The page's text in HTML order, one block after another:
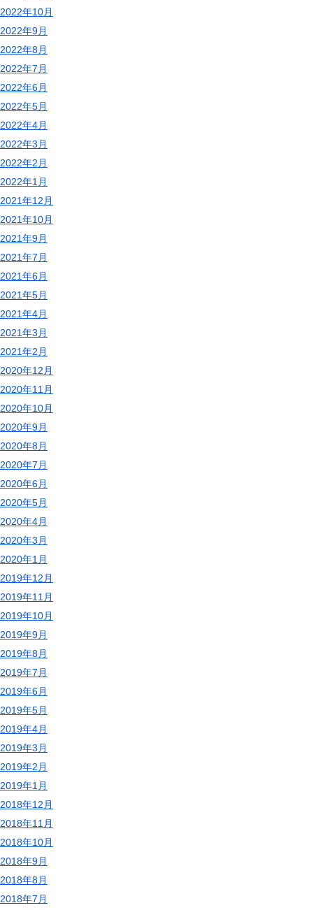
2022年10月
2022年9月
2022年8月
2022年7月
2022年6月
2022年5月
2022年4月
2022年3月
2022年2月
2022年1月
2021年12月
2021年10月
2021年9月
2021年7月
2021年6月
2021年5月
2021年4月
2021年3月
2021年2月
2020年12月
2020年11月
2020年10月
2020年9月
2020年8月
2020年7月
2020年6月
2020年5月
2020年4月
2020年3月
2020年1月
2019年12月
2019年11月
2019年10月
2019年9月
2019年8月
2019年7月
2019年6月
2019年5月
2019年4月
2019年3月
2019年2月
2019年1月
2018年12月
2018年11月
2018年10月
2018年9月
2018年8月
2018年7月